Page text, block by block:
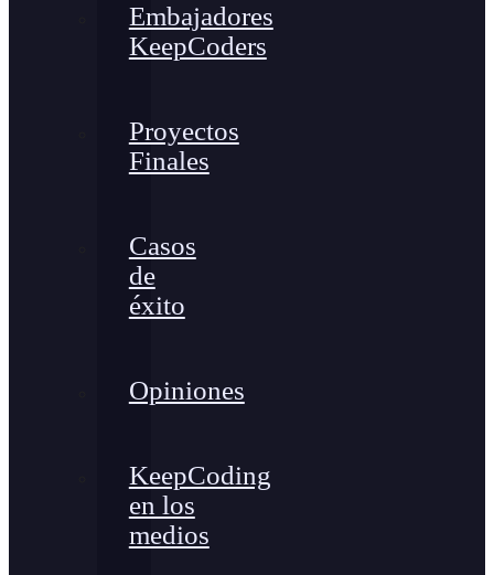
Embajadores
KeepCoders
Proyectos
Finales
Casos
de
éxito
Opiniones
KeepCoding
en los
medios